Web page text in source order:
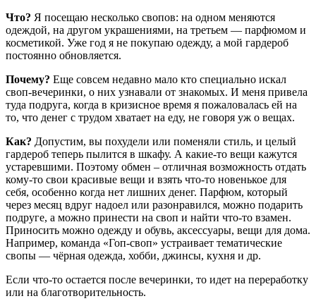
Что? Я посещаю несколько свопов: на одном меняются
одеждой, на другом украшениями, на третьем — парфюмом и
косметикой. Уже год я не покупаю одежду, а мой гардероб
постоянно обновляется.
Почему? Еще совсем недавно мало кто специально искал
своп-вечеринки, о них узнавали от знакомых. И меня привела
туда подруга, когда в кризисное время я пожаловалась ей на
то, что денег с трудом хватает на еду, не говоря уж о вещах.
Как? Допустим, вы похудели или поменяли стиль, и целый
гардероб теперь пылится в шкафу. А какие-то вещи кажутся
устаревшими. Поэтому обмен – отличная возможность отдать
кому-то свои красивые вещи и взять что-то новенькое для
себя, особенно когда нет лишних денег. Парфюм, который
через месяц вдруг надоел или разонравился, можно подарить
подруге, а можно принести на своп и найти что-то взамен.
Приносить можно одежду и обувь, аксессуары, вещи для дома.
Например, команда «Гоп-своп» устраивает тематические
свопы — чёрная одежда, хобби, джинсы, кухня и др.
Если что-то остается после вечеринки, то идет на переработку
или на благотворительность.